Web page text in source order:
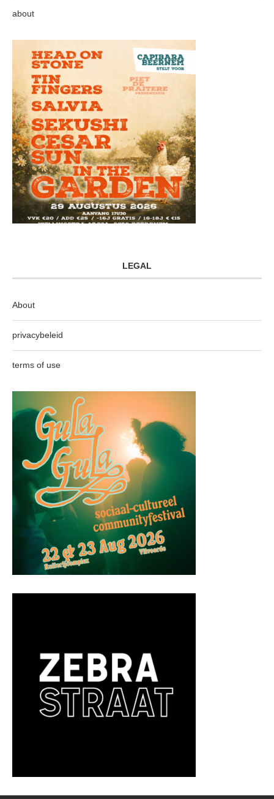
about
LEGAL
About
privacybeleid
terms of use